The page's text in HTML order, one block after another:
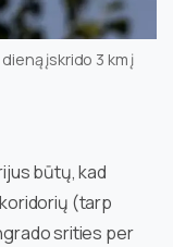
įskrido 3 km į
būtų, kad
(tarp
srities per